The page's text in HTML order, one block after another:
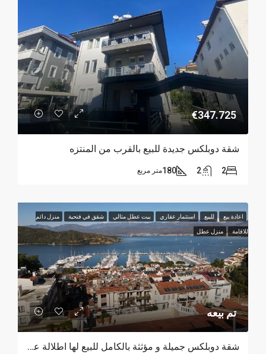
€347.725
شقة دوبلكس جديدة للبيع بالقرب من المنتزه
2
2
180متر مربع
اعادة بيع للبيع استثمار عقاري بيت عطل مثالي شقق في فتحية منزل دائم
للاقامة منزل عطل
تم بيعه
شقة دوبلكس جميلة و مؤثثة بالكامل للبيع لها اطلالة على البحر والجبال في فتحية